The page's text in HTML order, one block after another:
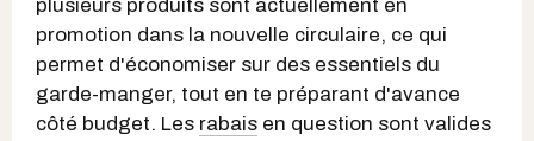
plusieurs produits sont actuellement en
promotion dans la nouvelle circulaire, ce qui
permet d'économiser sur des essentiels du
garde-manger, tout en te préparant d'avance
côté budget. Les rabais en question sont valides